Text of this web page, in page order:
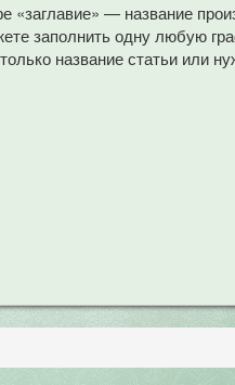
«заглавие» — название
заполнить одну любую
название статьи или